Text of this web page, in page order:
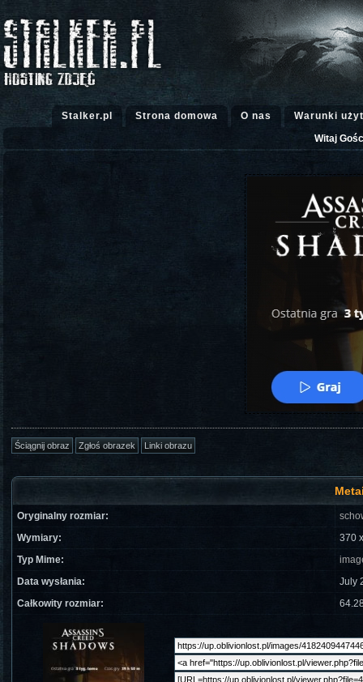
Stalker.pl Strona domowa O nas
Warunki
Witaj
Oryginalny rozmiar:
Wymiary:
370
Typ Mime:
Data wysłania:
July
Całkowity rozmiar: